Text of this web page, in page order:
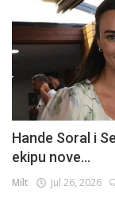
Hande Soral i
ekipu nove...
Milt Jul 26, 2026